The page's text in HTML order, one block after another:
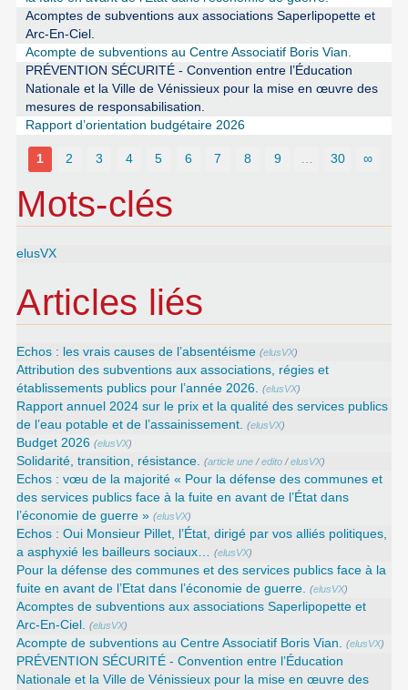
Acomptes de subventions aux associations Saperlipopette et
Arc-En-Ciel.
Acompte de subventions au Centre Associatif Boris Vian.
PRÉVENTION SÉCURITÉ - Convention entre l’Éducation
Nationale et la Ville de Vénissieux pour la mise en œuvre des
mesures de responsabilisation.
Rapport d’orientation budgétaire 2026
1 2 3 4 5 6 7 8 9 30 ∞
Mots-clés
elusVX
Articles liés
Echos : les vrais causes de l’absentéisme (elusVX)
Attribution des subventions aux associations, régies et
établissements publics pour l’année 2026. (elusVX)
Rapport annuel 2024 sur le prix et la qualité des services publics
de l’eau potable et de l’assainissement. (elusVX)
Budget 2026 (elusVX)
Solidarité, transition, résistance. (article une /edito /elusVX)
Echos : vœu de la majorité « Pour la défense des communes et
des services publics face à la fuite en avant de l’État dans
l’économie de guerre » (elusVX)
Echos : Oui Monsieur Pillet, l’État, dirigé par vos alliés politiques,
a asphyxié les bailleurs sociaux… (elusVX)
Pour la défense des communes et des services publics face à la
fuite en avant de l’Etat dans l’économie de guerre. (elusVX)
Acomptes de subventions aux associations Saperlipopette et
Arc-En-Ciel. (elusVX)
Acompte de subventions au Centre Associatif Boris Vian. (elusVX)
PRÉVENTION SÉCURITÉ - Convention entre l’Éducation
Nationale et la Ville de Vénissieux pour la mise en œuvre des